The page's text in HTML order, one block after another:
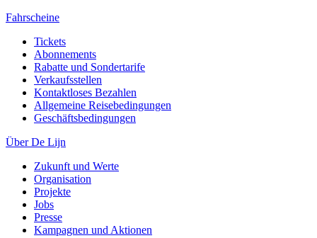
Fahrscheine
Tickets
Abonnements
Rabatte und Sondertarife
Verkaufsstellen
Kontaktloses Bezahlen
Allgemeine Reisebedingungen
Geschäftsbedingungen
Über De Lijn
Zukunft und Werte
Organisation
Projekte
Jobs
Presse
Kampagnen und Aktionen